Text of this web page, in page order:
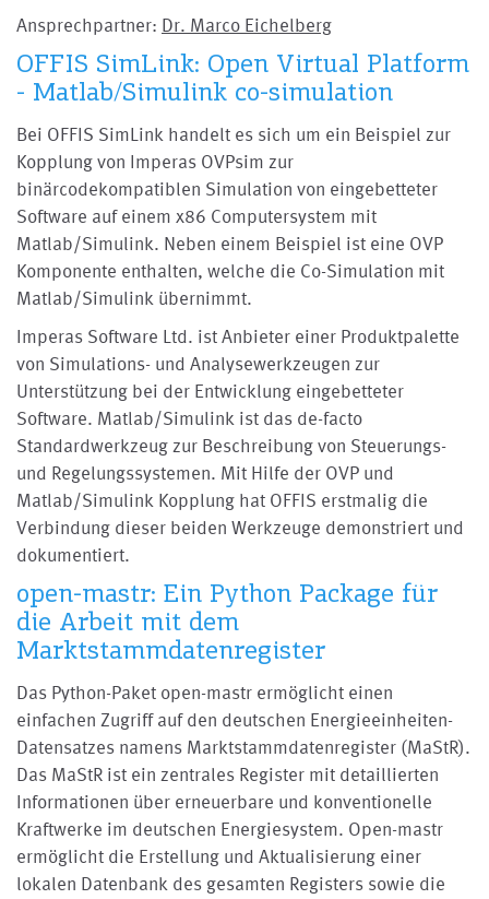
Ansprechpartner: Dr. Marco Eichelberg
OFFIS SimLink: Open Virtual Platform
- Matlab/Simulink co-simulation
Bei OFFIS SimLink handelt es sich um ein Beispiel zur
Kopplung von Imperas OVPsim zur
binärcodekompatiblen Simulation von eingebetteter
Software auf einem x86 Computersystem mit
Matlab/Simulink. Neben einem Beispiel ist eine OVP
Komponente enthalten, welche die Co-Simulation mit
Matlab/Simulink übernimmt.
Imperas Software Ltd. ist Anbieter einer Produktpalette
von Simulations- und Analysewerkzeugen zur
Unterstützung bei der Entwicklung eingebetteter
Software. Matlab/Simulink ist das de-facto
Standardwerkzeug zur Beschreibung von Steuerungs-
und Regelungssystemen. Mit Hilfe der OVP und
Matlab/Simulink Kopplung hat OFFIS erstmalig die
Verbindung dieser beiden Werkzeuge demonstriert und
dokumentiert.
open-mastr: Ein Python Package für
die Arbeit mit dem
Marktstammdatenregister
Das Python-Paket open-mastr ermöglicht einen
einfachen Zugriff auf den deutschen Energieeinheiten-
Datensatzes namens Marktstammdatenregister (MaStR).
Das MaStR ist ein zentrales Register mit detaillierten
Informationen über erneuerbare und konventionelle
Kraftwerke im deutschen Energiesystem. Open-mastr
ermöglicht die Erstellung und Aktualisierung einer
lokalen Datenbank des gesamten Registers sowie die